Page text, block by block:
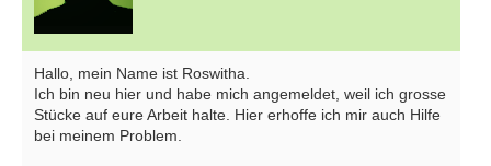
Hallo, mein Name ist Roswitha.
Ich bin neu hier und habe mich angemeldet, weil ich grosse
Stücke auf eure Arbeit halte. Hier erhoffe ich mir auch Hilfe
bei meinem Problem.